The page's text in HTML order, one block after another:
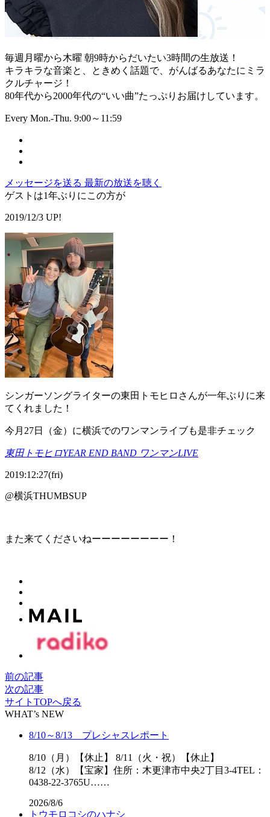
毎週月曜から木曜 朝9時からだいたい3時間の生放送！
キラキラな音楽と、ときめく話題で、がんばるあなたにミラ
クルチャージ！
80年代から2000年代の“いい曲”たっぷりお届けしています。
Every Mon.-Thu. 9:00～11:59
メッセージを送る 最新の放送を聴く
ゲストは1年ぶりにこの方が
2019/12/3 UP!
シンガーソングライターの東田トモヒロさんが一年ぶりに来
てくれました！
今月 27日（金）に横浜でのワンマンライブも是非チェック
東田トモヒロYEAR END BAND ワンマンLIVE
2019:12:27(fri)
@横浜THUMBSUP
また来てくださいねーーーーーーーー！
前の記事
次の記事
サイトTOPへ戻る
WHAT’s NEW
8/10～8/13 プレシャスレポート
8/10（月）【休止】 8/11（火・祝）【休止】
8/12（水）【宝家】住所：木更津市中央2丁目3-4TEL：
0438-22-3765U……
2026/8/6
トウモロコシのハナシ